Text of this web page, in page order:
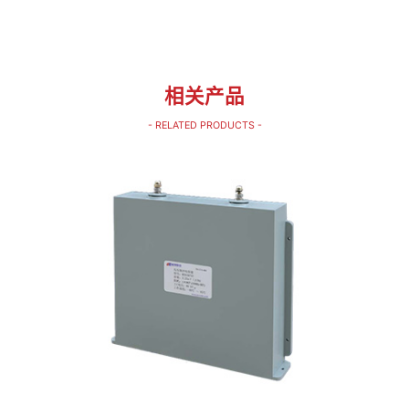
相关产品
- RELATED PRODUCTS -